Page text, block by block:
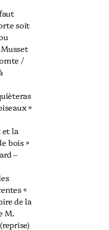
soit
/
»
et la
bois »
–
«
de la
M.